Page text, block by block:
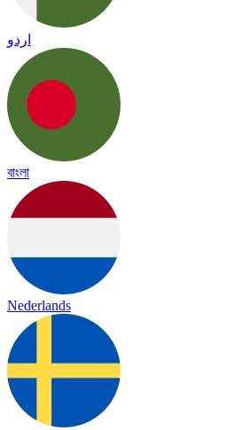
اردو
বাংলা
Nederlands